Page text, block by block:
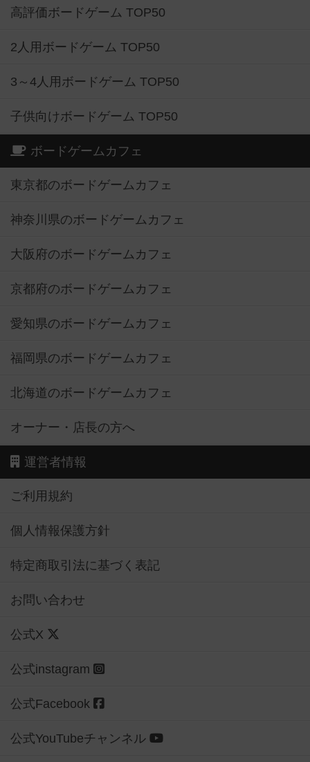
高評価ボードゲーム TOP50
2人用ボードゲーム TOP50
3～4人用ボードゲーム TOP50
子供向けボードゲーム TOP50
ボードゲームカフェ
東京都のボードゲームカフェ
神奈川県のボードゲームカフェ
大阪府のボードゲームカフェ
京都府のボードゲームカフェ
愛知県のボードゲームカフェ
福岡県のボードゲームカフェ
北海道のボードゲームカフェ
オーナー・店長の方へ
運営者情報
ご利用規約
個人情報保護方針
特定商取引法に基づく表記
お問い合わせ
公式X
公式instagram
公式Facebook
公式YouTubeチャンネル